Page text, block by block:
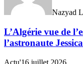
Nazyad
L’Algérie vue de
l’astronaute
Actu'16 juillet 2026